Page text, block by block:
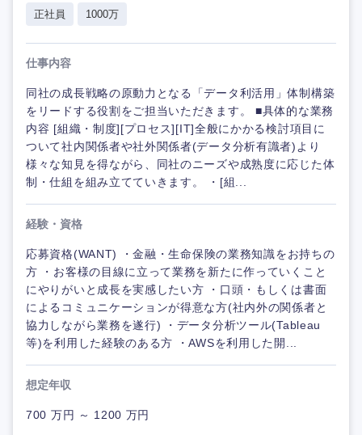
正社員
1000万
仕事内容
同社の成長戦略の原動力となる「データ利活用」体制構築
をリードする役割をご担当いただきます。 ■具体的な業務
内容 [組織・制度][プロセス][IT]全般にかかる検討項目に
ついて社内関係者や社外関係者(データ分析有識者)より
様々な知見を得ながら、同社のニーズや成熟度に応じた体
制・仕組を組み立てていきます。 ・[組...
経験・資格
応募資格(WANT) ・金融・生命保険の業務知識をお持ちの
方 ・お客様の目線に立って業務を新たに作っていくこと
にやりがいと成長を実感したい方 ・口頭・もしくは書面
によるコミュニケーションが得意な方(社内外の関係者と
協力しながら業務を遂行) ・データ分析ツール(Tableau
等)を利用した経験のある方 ・AWSを利用した開...
想定年収
700 万円 ～ 1200 万円